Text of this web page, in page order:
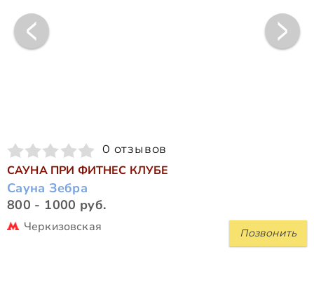
0 отзывов
САУНА ПРИ ФИТНЕС КЛУБЕ
Сауна Зебра
800 - 1000 руб.
Позвонить
Черкизовская